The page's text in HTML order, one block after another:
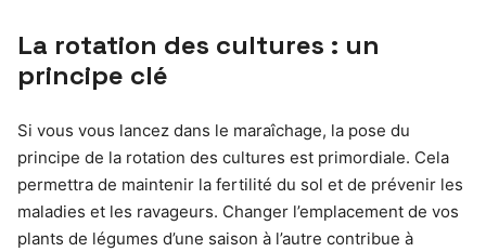
La rotation des cultures : un
principe clé
Si vous vous lancez dans le maraîchage, la pose du
principe de la rotation des cultures est primordiale. Cela
permettra de maintenir la fertilité du sol et de prévenir les
maladies et les ravageurs. Changer l’emplacement de vos
plants de légumes d’une saison à l’autre contribue à